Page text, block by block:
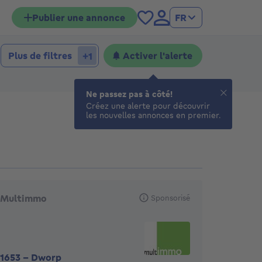
Publier une annonce FR
Plus de filtres +1 Activer l'alerte
en vedette
Multimmo
1653 - Dworp
Sponsorisé
Ne passez pas à côté!
Créez une alerte pour découvrir
les nouvelles annonces en premier.